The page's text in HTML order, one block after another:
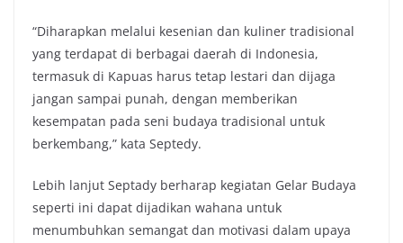
“Diharapkan melalui kesenian dan kuliner tradisional
yang terdapat di berbagai daerah di Indonesia,
termasuk di Kapuas harus tetap lestari dan dijaga
jangan sampai punah, dengan memberikan
kesempatan pada seni budaya tradisional untuk
berkembang,” kata Septedy.
Lebih lanjut Septady berharap kegiatan Gelar Budaya
seperti ini dapat dijadikan wahana untuk
menumbuhkan semangat dan motivasi dalam upaya